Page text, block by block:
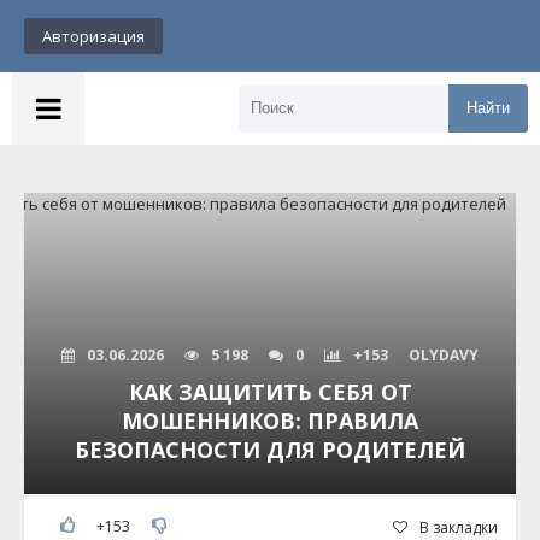
Авторизация
Найти
03.06.2026 5 198 0 +153 OLYDAVY
КАК ЗАЩИТИТЬ СЕБЯ ОТ
МОШЕННИКОВ: ПРАВИЛА
БЕЗОПАСНОСТИ ДЛЯ РОДИТЕЛЕЙ
+153 В закладки